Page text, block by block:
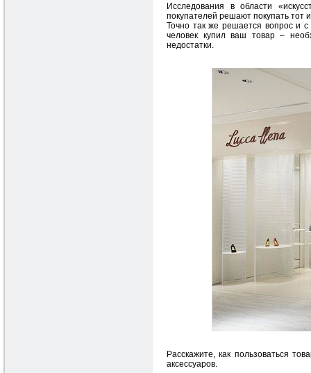
Исследования в области
покупателей решают покупать тот
Точно так же решается вопрос и
человек купил ваш товар –
недостатки.
Расскажите, как пользоваться
аксессуаров.